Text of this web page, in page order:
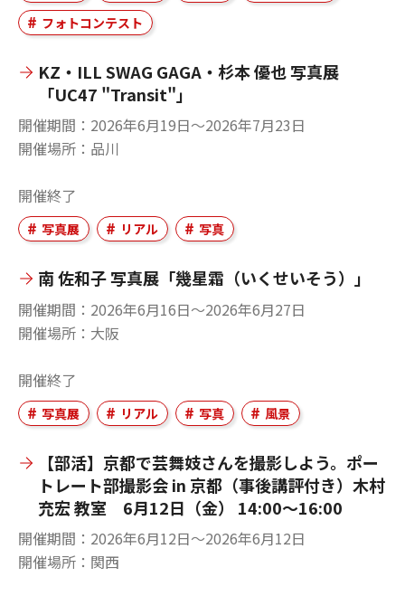
フォトコンテスト
KZ・ILL SWAG GAGA・杉本 優也 写真展
「UC47 "Transit"」
開催期間
2026年6月19日〜2026年7月23日
開催場所
品川
開催終了
写真展 リアル 写真
南 佐和子 写真展「幾星霜（いくせいそう）」
開催期間
2026年6月16日〜2026年6月27日
開催場所
大阪
開催終了
写真展 リアル 写真 風景
【部活】京都で芸舞妓さんを撮影しよう。ポー
トレート部撮影会 in 京都（事後講評付き）木村
充宏 教室 6月12日（金） 14:00～16:00
開催期間
2026年6月12日〜2026年6月12日
開催場所
関西